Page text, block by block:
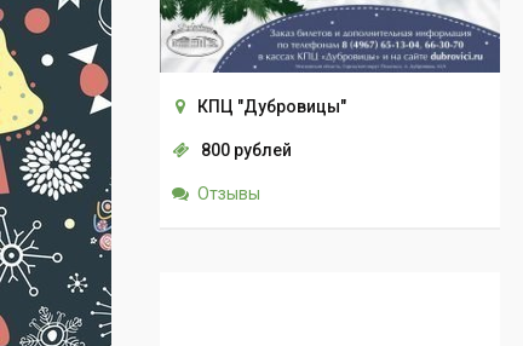
КПЦ "Дубровицы"
800 рублей
Отзывы